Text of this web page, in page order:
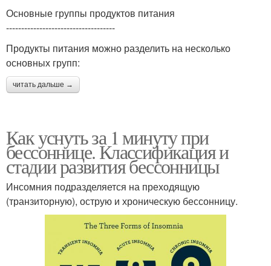
Основные группы продуктов питания
------------------------------------
Продукты питания можно разделить на несколько
основных групп:
читать дальше →
Как уснуть за 1 минуту при
бессоннице. Классификация и
стадии развития бессонницы
Инсомния подразделяется на преходящую
(транзиторную), острую и хроническую бессонницу.